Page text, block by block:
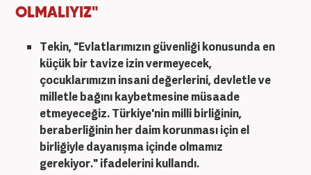
OLMALIYIZ"
Tekin,"Evlatlarımızın güvenliği konusunda en
küçük bir tavize izin vermeyecek,
çocuklarımızın insani değerlerini, devletle ve
milletle bağını kaybetmesine müsaade
etmeyeceğiz. Türkiye'nin milli birliğinin,
beraberliğinin her daim korunması için el
birliğiyle dayanışma içinde olmamız
gerekiyor."ifadelerini kullandı.